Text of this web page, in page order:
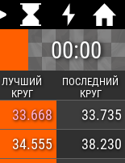
00:00
ЛУЧШИЙ
КРУГ
ПОСЛЕДНИЙ
КРУГ
33.668
33.735
34.555
38.230